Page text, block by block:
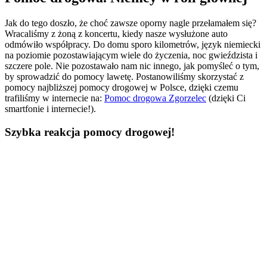
Jak do tego doszło, że choć zawsze oporny nagle przełamałem się?
Wracaliśmy z żoną z koncertu, kiedy nasze wysłużone auto
odmówiło współpracy. Do domu sporo kilometrów, język niemiecki
na poziomie pozostawiającym wiele do życzenia, noc gwieździsta i
szczere pole. Nie pozostawało nam nic innego, jak pomyśleć o tym,
by sprowadzić do pomocy lawetę. Postanowiliśmy skorzystać z
pomocy najbliższej pomocy drogowej w Polsce, dzięki czemu
trafiliśmy w internecie na: Pomoc drogowa Zgorzelec (dzięki Ci
smartfonie i internecie!).
Szybka reakcja pomocy drogowej!